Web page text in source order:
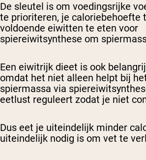
De sleutel is om voedingsrijke
te prioriteren, je caloriebehoefte
voldoende eiwitten te eten voor
spiereiwitsynthese om
Een eiwitrijk dieet is ook
omdat het niet alleen helpt bij
spiermassa via
eetlust reguleert zodat je niet
Dus eet je uiteindelijk minder
uiteindelijk nodig is om vet te